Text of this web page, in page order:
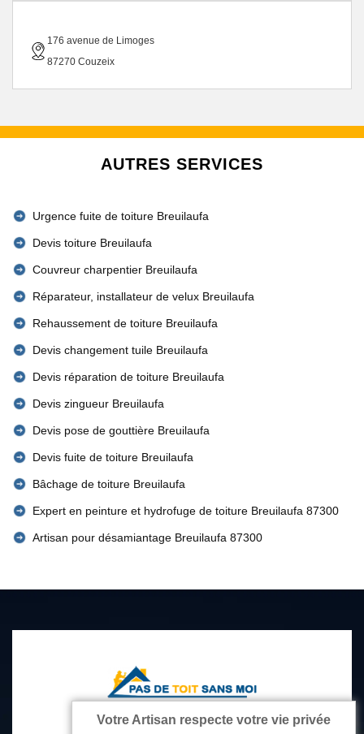
176 avenue de Limoges
87270 Couzeix
AUTRES SERVICES
Urgence fuite de toiture Breuilaufa
Devis toiture Breuilaufa
Couvreur charpentier Breuilaufa
Réparateur, installateur de velux Breuilaufa
Rehaussement de toiture Breuilaufa
Devis changement tuile Breuilaufa
Devis réparation de toiture Breuilaufa
Devis zingueur Breuilaufa
Devis pose de gouttière Breuilaufa
Devis fuite de toiture Breuilaufa
Bâchage de toiture Breuilaufa
Expert en peinture et hydrofuge de toiture Breuilaufa 87300
Artisan pour désamiantage Breuilaufa 87300
Votre Artisan respecte votre vie privée